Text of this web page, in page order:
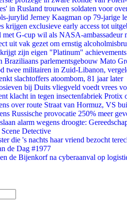
in Rusland trouwen soldaten voor
jurylid Jerney Kaagman op 79-jarige
krijgen exclusieve early access tot
G-cup wil als NASA-ambassadeur
uit vak gezet om ernstig
zijn eigen "Platinum"
Braziliaans parlementsgebouw Mato
twee militairen in Zuid-Libanon,
slachtoffers atoombom, 81 jaar later
bij Duits vliegveld voedt vrees
klacht in tegen insectenfabriek Protix
over route Straat van Hormuz, VS
Russische provocatie 250% meer
alarm wegens droogte:
Detective
die 's nachts haar vriend bezocht
de Dag #1977
de Bijenkorf na cyberaanval op